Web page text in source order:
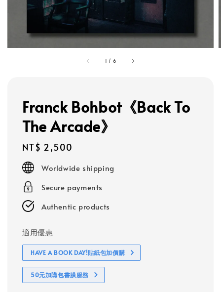
1 / 6
Franck Bohbot《Back To
The Arcade》
Regular
price
NT$ 2,500
Worldwide shipping
Secure payments
Authentic products
適用優惠
HAVE A BOOK DAY!貼紙包加價購
50元加購包書膜服務